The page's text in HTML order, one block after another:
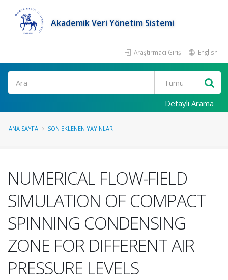
Akademik Veri Yönetim Sistemi
Araştırmacı Girişi English
Ara
Detaylı Arama
ANA SAYFA SON EKLENEN YAYINLAR
NUMERICAL FLOW-FIELD
SIMULATION OF COMPACT
SPINNING CONDENSING
ZONE FOR DIFFERENT AIR
PRESSURE LEVELS